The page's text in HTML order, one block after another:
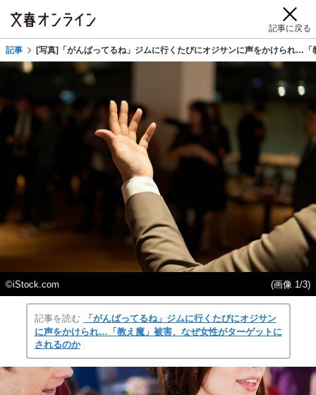
記事に戻る
記事 [写真]「がんばってるね」ジムに行くたびにオジサンに声をかけられ…
©iStock.com (画像 1/3)
記事を読む
「がんばってるね」ジムに行くたびにオジサン
に声をかけられ…「教え魔」被害、なぜ女性がターゲットに
されるのか